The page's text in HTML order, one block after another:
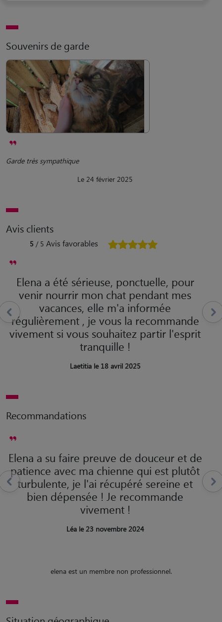
Souvenirs de garde
Garde très sympathique
Le 24 février 2025
Avis clients
5 / 5 Avis favorables
Elena a été sérieuse, ponctuelle, pour
venir nourrir mon chat pendant mes
vacances, elle m'a informée
régulièrement , je vous la recommande
vivement si vous souhaitez partir l'esprit
tranquille !
Laetitia le 18 avril 2025
Recommandations
Elena a su faire preuve de douceur et de
patience avec ma chienne qui est plutôt
turbulente, je l'ai récupéré sereine et
bien dépensée ! Je recommande
vivement !
Léa le 23 novembre 2024
elena est un membre non professionnel.